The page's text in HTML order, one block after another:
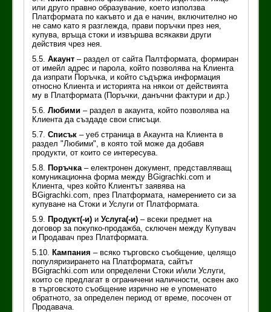
или друго правно образувание, което използва
Платформата по какъвто и да е начин, включително но
не само като я разглежда, прави поръчки през нея,
купува, връща стоки и извършва всякакви други
действия чрез нея.
5.5.Акаунт – раздел от сайта Палтформата, формиран
от имейл адрес и парола, който позволява на Клиента
да изпрати Поръчка, и който съдържа информация
относно Клиента и историята на някои от действията
му в Платформата (Поръчки, данъчни фактури и др.)
5.6.Любими – раздел в акаунта, който позволява на
Клиента да създаде свои списъци.
5.7.Списък – уеб страница в Акаунта на Клиента в
раздел "Любими", в която той може да добавя
продукти, от които се интересува.
5.8.Поръчка – електронен документ, представляващ
комуникационна форма между BGigrachki.com и
Клиента, чрез който Клиентът заявява на
BGigrachki.com, през Платформата, намерението си за
купуване на Стоки и Услуги от Платформата.
5.9.Продукт(-и) иУслуга(-и) – всеки предмет на
договор за покупко-продажба, сключен между Купувач
и Продавач през Платформата.
5.10.Кампания – всяко търговско съобщение, целящо
популяризирането на Платформата, сайтът
BGigrachki.com или определени Стоки и/или Услуги,
които се предлагат в ограничени наличности, освен ако
в търговското съобщение изрично не е упоменато
обратното, за определен период от време, посочен от
Продавача.